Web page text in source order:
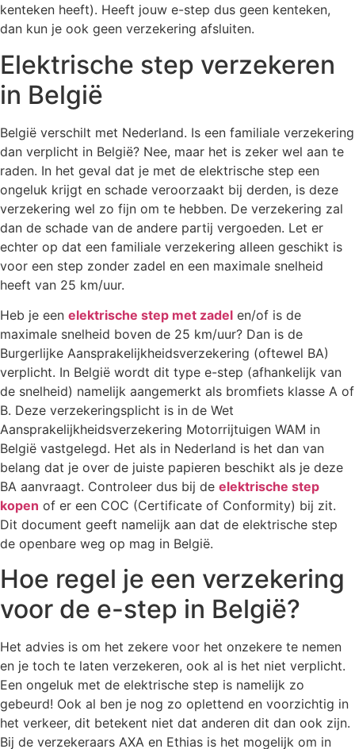
kenteken heeft). Heeft jouw e-step dus geen kenteken,
dan kun je ook geen verzekering afsluiten.
Elektrische step verzekeren
in België
België verschilt met Nederland. Is een familiale verzekering
dan verplicht in België? Nee, maar het is zeker wel aan te
raden. In het geval dat je met de elektrische step een
ongeluk krijgt en schade veroorzaakt bij derden, is deze
verzekering wel zo fijn om te hebben. De verzekering zal
dan de schade van de andere partij vergoeden. Let er
echter op dat een familiale verzekering alleen geschikt is
voor een step zonder zadel en een maximale snelheid
heeft van 25 km/uur.
Heb je een elektrische step met zadel en/of is de
maximale snelheid boven de 25 km/uur? Dan is de
Burgerlijke Aansprakelijkheidsverzekering (oftewel BA)
verplicht. In België wordt dit type e-step (afhankelijk van
de snelheid) namelijk aangemerkt als bromfiets klasse A of
B. Deze verzekeringsplicht is in de Wet
Aansprakelijkheidsverzekering Motorrijtuigen WAM in
België vastgelegd. Het als in Nederland is het dan van
belang dat je over de juiste papieren beschikt als je deze
BA aanvraagt. Controleer dus bij de elektrische step
kopen of er een COC (Certificate of Conformity) bij zit.
Dit document geeft namelijk aan dat de elektrische step
de openbare weg op mag in België.
Hoe regel je een verzekering
voor de e-step in België?
Het advies is om het zekere voor het onzekere te nemen
en je toch te laten verzekeren, ook al is het niet verplicht.
Een ongeluk met de elektrische step is namelijk zo
gebeurd! Ook al ben je nog zo oplettend en voorzichtig in
het verkeer, dit betekent niet dat anderen dit dan ook zijn.
Bij de verzekeraars AXA en Ethias is het mogelijk om in